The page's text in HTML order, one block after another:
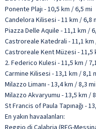
Ponente Plajı - 10,5 km / 6,5 mi
Candelora Kilisesi - 11 km / 6,8
Piazza Delle Aquile - 11,1 km /
Castroreale Katedrali - 11,1 km
Castroreale Kent Müzesi - 11,5
2. Federico Kulesi - 11,5 km /
Carmine Kilisesi - 13,1 km / 8,1
Milazzo Limanı - 13,4 km / 8,3 mi
Milazzo Akvaryumu - 13,5 km /
St Francis of Paula Tapınağı -
En yakın havaalanları: